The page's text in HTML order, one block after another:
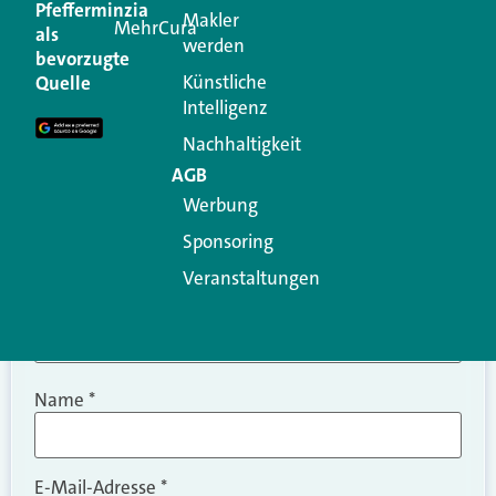
Ihre E-Mail-Adresse wird nicht veröffentlicht.
Erforderliche Felder sind mit
Kommentar
Name *
E-Mail-Adresse *
Pfefferminzia
als
bevorzugte
Quelle
MehrCuraMakler
werden
Künstliche
Intelligenz
Nachhaltigkeit
AGB
Werbung
Sponsoring
Veranstaltungen